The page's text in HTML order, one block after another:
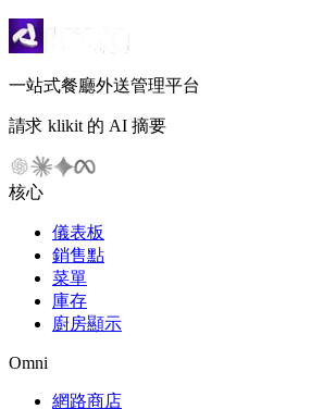
一站式餐廳外送管理平台
請求 klikit 的 AI 摘要
核心
儀表板
銷售點
菜單
庫存
廚房顯示
Omni
網路商店